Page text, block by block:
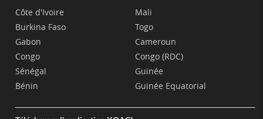
Côte d'Ivoire
Burkina Faso
Gabon
Congo
Sénégal
Bénin
Mali
Togo
Cameroun
Congo (RDC)
Guinée
Guinée Equatorial